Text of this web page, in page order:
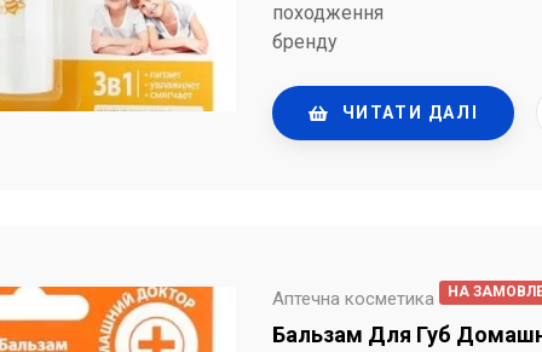
походження
бренду
ЧИТАТИ ДАЛІ
Аптечна косметика НА
Бальзам Для Губ